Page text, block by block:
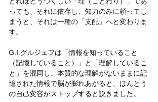
っても、それに依存し、知力のみに頼ってし
まうと、それは一種の「支配」へと変わりま
す。
G.I.グルジェフは「情報を知っていること
（記憶していること）」と「理解しているこ
と」を混同し、本質的な理解がないままに記
憶された情報で脳が膨れあがると、ほんとう
の自己変容がストップすると説きました。